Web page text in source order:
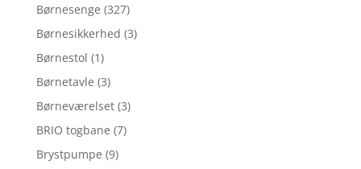
Børnesenge (327)
Børnesikkerhed (3)
Børnestol (1)
Børnetavle (3)
Børneværelset (3)
BRIO togbane (7)
Brystpumpe (9)